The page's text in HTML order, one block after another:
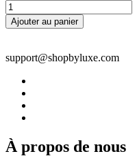
Ajouter au panier
support@shopbyluxe.com
À propos de nous